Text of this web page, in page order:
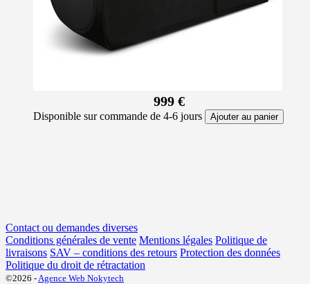
999 €
Disponible sur commande de 4-6 jours Ajouter au panier
Contact ou demandes diverses
Conditions générales de vente Mentions légales Politique de
livraisons SAV – conditions des retours Protection des données
Politique du droit de rétractation
©2026 -Agence Web Nokytech